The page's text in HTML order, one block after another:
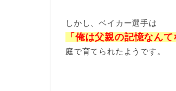
しかし、ベイカー選手は
「俺は父親の記憶なんて
庭で育てられたようです。